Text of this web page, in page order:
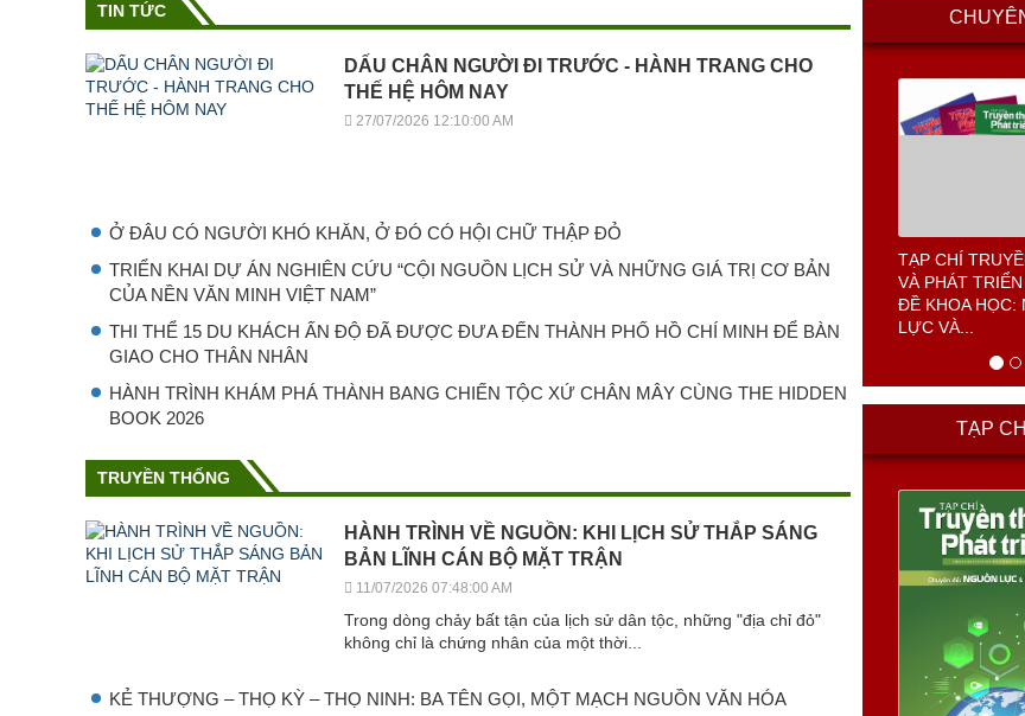
TIN TỨC
DẤU CHÂN NGƯỜI ĐI TRƯỚC - HÀNH TRANG CHO
THẾ HỆ HÔM NAY
27/07/2026 12:10:00 AM
Ở ĐÂU CÓ NGƯỜI KHÓ KHĂN, Ở ĐÓ CÓ HỘI CHỮ THẬP ĐỎ
TRIỂN KHAI DỰ ÁN NGHIÊN CỨU “CỘI NGUỒN LỊCH SỬ VÀ NHỮNG GIÁ TRỊ CƠ BẢN
CỦA NỀN VĂN MINH VIỆT NAM”
THI THỂ 15 DU KHÁCH ẤN ĐỘ ĐÃ ĐƯỢC ĐƯA ĐẾN THÀNH PHỐ HỒ CHÍ MINH ĐỂ BÀN
GIAO CHO THÂN NHÂN
HÀNH TRÌNH KHÁM PHÁ THÀNH BANG CHIẾN TỘC XỨ CHÂN MÂY CÙNG THE HIDDEN
BOOK 2026
TRUYỀN THỐNG
HÀNH TRÌNH VỀ NGUỒN: KHI LỊCH SỬ THẮP SÁNG
BẢN LĨNH CÁN BỘ MẶT TRẬN
11/07/2026 07:48:00 AM
Trong dòng chảy bất tận của lịch sử dân tộc, những "địa chỉ đỏ"
không chỉ là chứng nhân của một thời...
KẺ THƯỢNG – THỌ KỲ – THỌ NINH: BA TÊN GỌI, MỘT MẠCH NGUỒN VĂN HÓA
TẠP CHÍ
VÀ PHÁT
ĐỀ KHOA HỌC:
LỰC VÀ...
TẠP